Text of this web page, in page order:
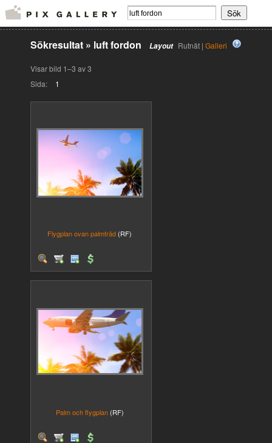
Layout Rutnät | Galleri
Sökresultat » luft fordon
Visar bild 1–3 av 3
Sida:
1
Flygplan ovan palmträd (RF)
Palm och flygplan (RF)